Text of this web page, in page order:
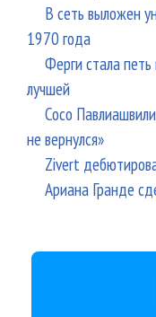
В сеть выложен
1970 года
Ферги стала
лучшей
Сосо
не вернулся»
Zivert
Ариана Гранде